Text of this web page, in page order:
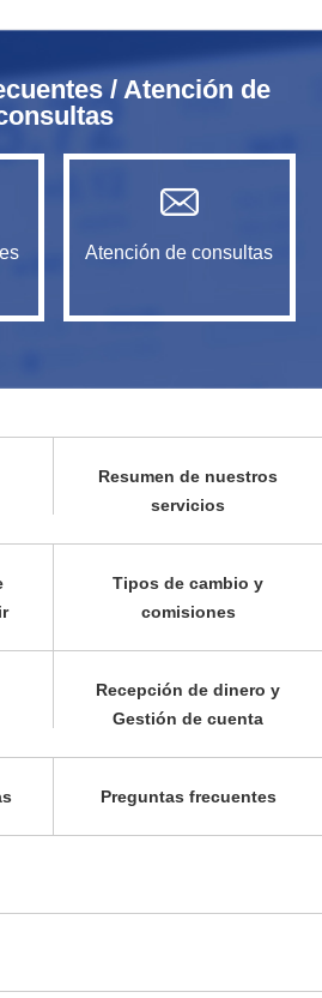
/ Atención de
Atención de consultas
Resumen de nuestros
servicios
Tipos de cambio y
comisiones
Recepción de dinero y
Gestión de cuenta
Preguntas frecuentes